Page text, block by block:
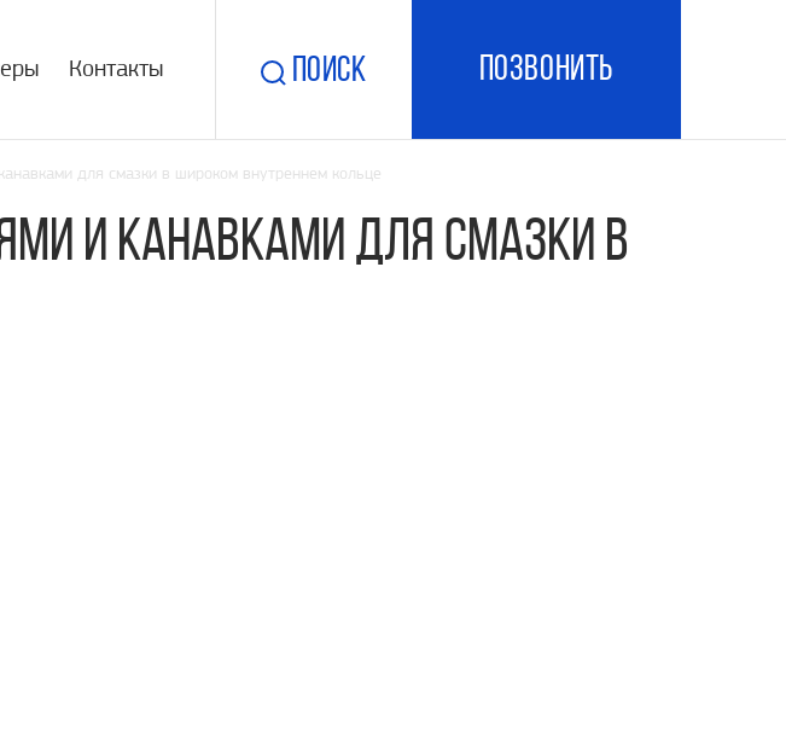
Контакты Поиск ПОзвонить
для смазки в широком внутреннем кольце
и канавками для смазки в